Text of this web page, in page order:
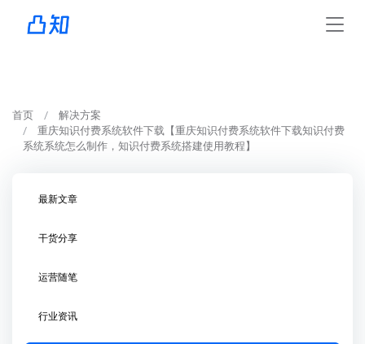
首页
解决方案
重庆知识付费系统软件下载【重庆知识付费系统软件下载知识付费
系统系统怎么制作，知识付费系统搭建使用教程】
最新文章
干货分享
运营随笔
行业资讯